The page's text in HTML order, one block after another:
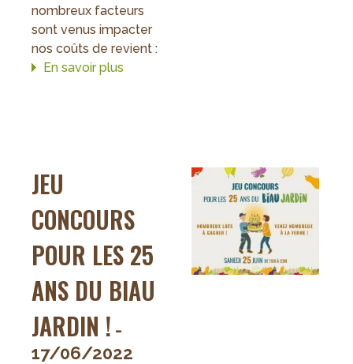
nombreux facteurs
sont venus impacter
nos coûts de revient :
En savoir plus
SEPTEMBRE
JEU
CONCOURS
POUR LES 25
ANS DU BIAU
JARDIN ! -
17/06/2022